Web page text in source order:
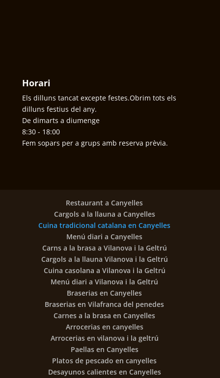
Horari
Els dilluns tancat excepte festes.Obrim tots els
dilluns festius del any.
De dimarts a diumenge
8:30 - 18:00
Fem sopars per a grups amb reserva prèvia.
Restaurant a Canyelles
Cargols a la llauna a Canyelles
Cuina tradicional catalana en Canyelles
Menú diari a Canyelles
Carns a la brasa a Vilanova i la Geltrú
Cargols a la llauna Vilanova i la Geltrú
Cuina casolana a Vilanova i la Geltrú
Menú diari a Vilanova i la Geltrú
Braserias en Canyelles
Braserias en Vilafranca del penedes
Carnes a la brasa en Canyelles
Arrocerias en canyelles
Arrocerias en vilanova i la geltrú
Paellas en Canyelles
Platos de pescado en canyelles
Desayunos calientes en Canyelles